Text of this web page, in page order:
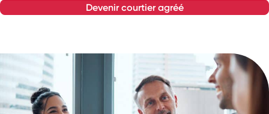
devenir courtier agréé